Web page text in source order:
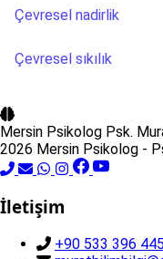
Çevresel nadirlik
Çevresel sıkılık
Mersin Psikolog Psk.
2026 Mersin Psikolog -
İletişim
+90 533 396